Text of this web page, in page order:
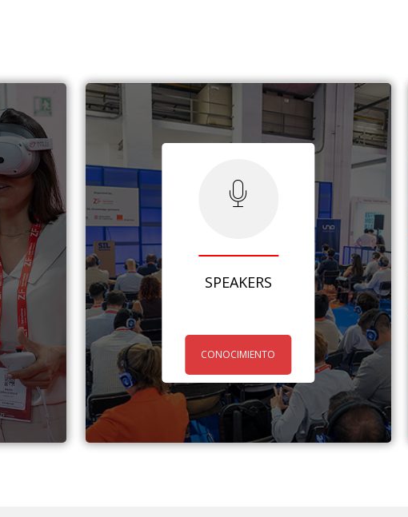
SPEAKERS
CONOCIMIENTO